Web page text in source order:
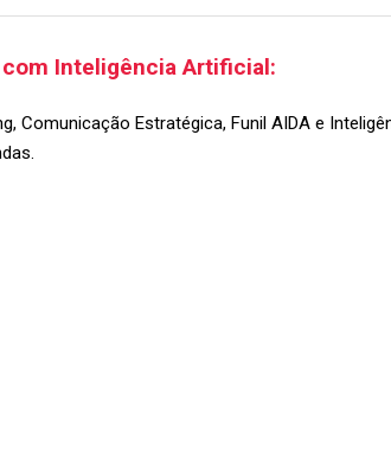
Inteligência Artificial:
Comunicação Estratégica, Funil AIDA e